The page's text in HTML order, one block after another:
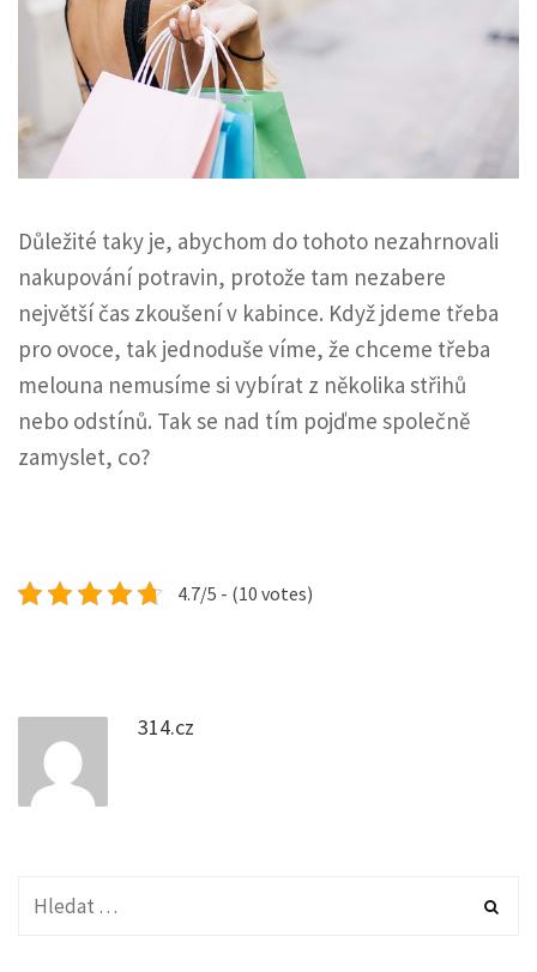
Důležité taky je, abychom do tohoto nezahrnovali
nakupování potravin, protože tam nezabere
největší čas zkoušení v kabince. Když jdeme třeba
pro ovoce, tak jednoduše víme, že chceme třeba
melouna nemusíme si vybírat z několika střihů
nebo odstínů. Tak se nad tím pojďme společně
zamyslet, co?
4.7/5 - (10 votes)
314.cz